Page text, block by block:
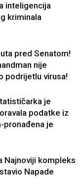
inteligencija
kriminala
pred Senatom!
nije
podrijetlu virusa!
je
podatke iz
pronađena je
Najnoviji kompleks
Napade